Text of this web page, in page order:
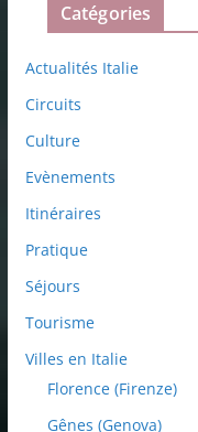
Catégories
Actualités Italie
Circuits
Culture
Evènements
Itinéraires
Pratique
Séjours
Tourisme
Villes en Italie
Florence (Firenze)
Gênes (Genova)